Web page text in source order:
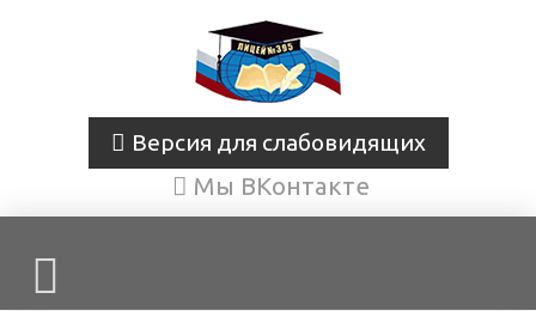
Версия для слабовидящих
Мы ВКонтакте